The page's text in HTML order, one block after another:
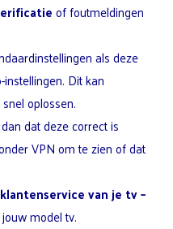
of foutmeldingen
als deze
Dit kan
oplossen.
dat deze correct is
VPN om te zien of dat
klantenservice van je tv–
model tv.